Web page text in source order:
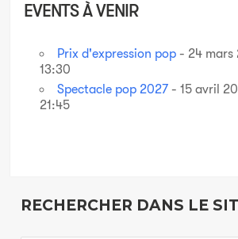
EVENTS À VENIR
Prix d'expression pop - 24 mars
13:30
Spectacle pop 2027 - 15 avril
21:45
RECHERCHER DANS LE